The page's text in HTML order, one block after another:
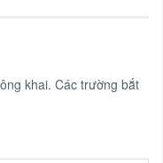
khai. Các trường bắt